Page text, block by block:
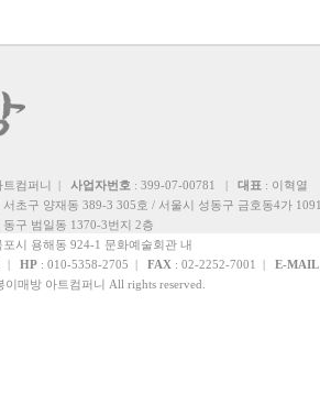
트컴퍼니 | 사업자번호 : 399-07-00781 | 대표 : 이혁열
서초구 양재동 389-3 305호 / 서울시 성동구 금호동4가
동구 범일동 1370-3번지 2층
포시 용해동 924-1 문화예술회관 내
| HP : 010-5358-2705 | FAX : 02-2252-7001 | E-MAIL
매방 아트컴퍼니 All rights reserved.